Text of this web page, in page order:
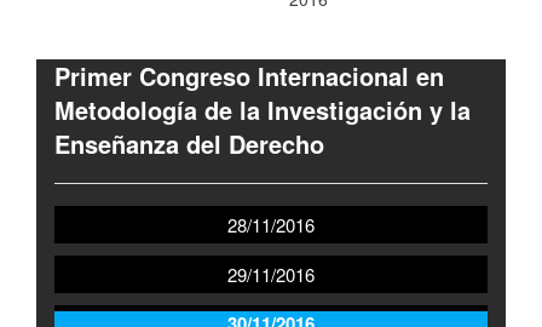
Primer Congreso Internacional en
Metodología de la Investigación y la
Enseñanza del Derecho
28/11/2016
29/11/2016